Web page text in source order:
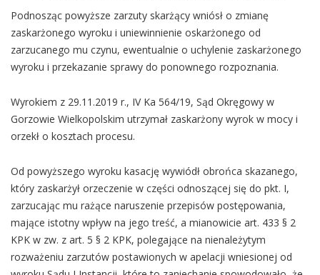
Podnosząc powyższe zarzuty skarżący wniósł o zmianę
zaskarżonego wyroku i uniewinnienie oskarżonego od
zarzucanego mu czynu, ewentualnie o uchylenie zaskarżonego
wyroku i przekazanie sprawy do ponownego rozpoznania.
Wyrokiem z 29.11.2019 r., IV Ka 564/19, Sąd Okręgowy w
Gorzowie Wielkopolskim utrzymał zaskarżony wyrok w mocy i
orzekł o kosztach procesu.
Od powyższego wyroku kasację wywiódł obrońca skazanego,
który zaskarżył orzeczenie w części odnoszącej się do pkt. I,
zarzucając mu rażące naruszenie przepisów postępowania,
mające istotny wpływ na jego treść, a mianowicie art. 433 § 2
KPK w zw. z art. 5 § 2 KPK, polegające na nienależytym
rozważeniu zarzutów postawionych w apelacji wniesionej od